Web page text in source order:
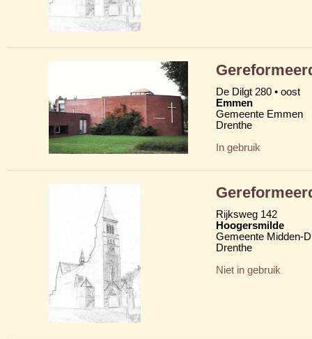
De Dilgt 280 • oost
Emmen
Gemeente Emmen
Drenthe
In gebruik
Rijksweg 142
Hoogersmilde
Gemeente Midden-
Drenthe
Niet in gebruik